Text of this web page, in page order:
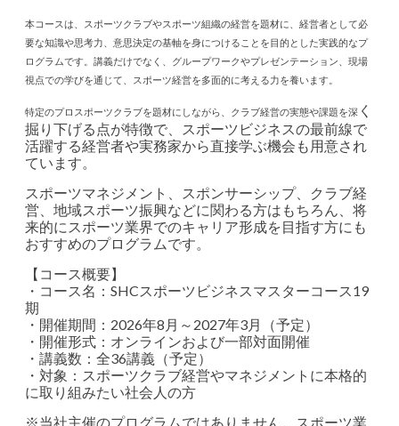
本コースは、スポーツクラブやスポーツ組織の経営を題材に、経営者として必
要な知識や思考力、意思決定の基軸を身につけることを目的とした実践的なプ
ログラムです。講義だけでなく、グループワークやプレゼンテーション、現場
視点での学びを通じて、スポーツ経営を多面的に考える力を養います。
特定のプロスポーツクラブを題材にしながら、クラブ経営の実態や課題を深 く
掘り下げる点が特徴で、スポーツビジネスの最前線で
活躍する経営者や実務家から直接学ぶ機会も用意され
ています。
スポーツマネジメント、スポンサーシップ、クラブ経
営、地域スポーツ振興などに関わる方はもちろん、将
来的にスポーツ業界でのキャリア形成を目指す方にも
おすすめのプログラムです。
【コース概要】
・コース名：SHCスポーツビジネスマスターコース19
期
・開催期間：2026年8月～2027年3月（予定）
・開催形式：オンラインおよび一部対面開催
・講義数：全36講義（予定）
・対象：スポーツクラブ経営やマネジメントに本格的
に取り組みたい社会人の方
※当社主催のプログラムではありません。スポーツ業